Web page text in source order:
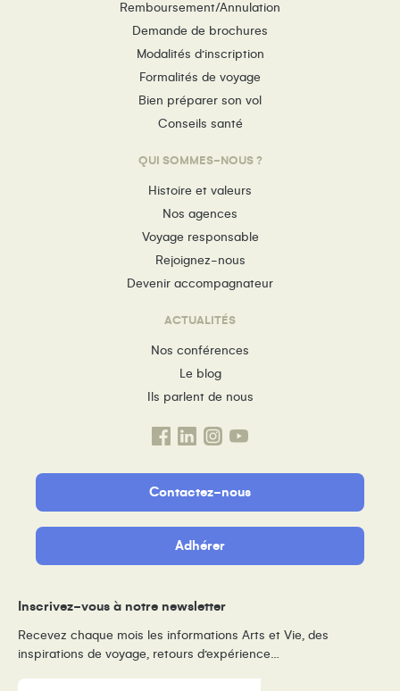
Remboursement/Annulation
Demande de brochures
Modalités d’inscription
Formalités de voyage
Bien préparer son vol
Conseils santé
QUI SOMMES-NOUS ?
Histoire et valeurs
Nos agences
Voyage responsable
Rejoignez-nous
Devenir accompagnateur
ACTUALITÉS
Nos conférences
Le blog
Ils parlent de nous
Contactez-nous
Adhérer
Inscrivez-vous à notre newsletter
Recevez chaque mois les informations Arts et Vie, des
inspirations de voyage, retours d’expérience…
E-